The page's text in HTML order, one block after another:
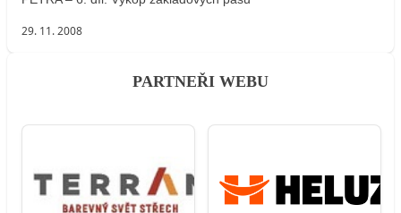
29. 11. 2008
PARTNEŘI WEBU